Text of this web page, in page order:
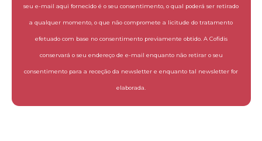
seu e-mail aqui fornecido é o seu consentimento, o qual poderá ser retirado
a qualquer momento, o que não compromete a licitude do tratamento
efetuado com base no consentimento previamente obtido. A Cofidis
conservará o seu endereço de e-mail enquanto não retirar o seu
consentimento para a receção da newsletter e enquanto tal newsletter for
elaborada.